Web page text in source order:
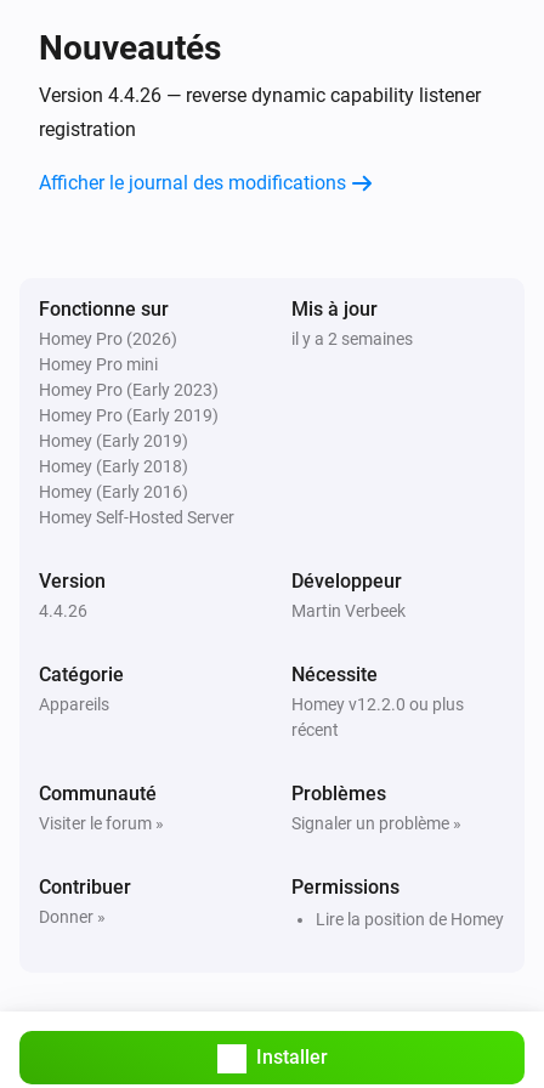
Les informations sur le moût ont changé
Brasserie maison
Les informations sur la levure ont changé
Chaudière à pompe à chaleur
Filtre nettoyé
Chaudière à pompe à chaleur
Le filtre doit être nettoyé
Chaudière à pompe à chaleur
Le mode de l'appareil a changé
Le nettoyage de l'air a changé
Le flux d'air horizontal a changé
Le flux d'air vertical a changé
La détection de fenêtre ouverte a changé
Le filtre doit être nettoyé
Nouveautés
Version 4.4.26 — reverse dynamic capability listener
registration
Afficher le journal des modifications
Fonctionne sur
Homey Pro (2026)
Homey Pro mini
Homey Pro (Early 2023)
Homey Pro (Early 2019)
Homey (Early 2019)
Homey (Early 2018)
Homey (Early 2016)
Homey Self-Hosted Server
Mis à jour
il y a 2 semaines
Version
4.4.26
Développeur
Martin Verbeek
Catégorie
Appareils
Nécessite
Homey v12.2.0 ou plus
récent
Communauté
Visiter le forum »
Problèmes
Signaler un problème »
Contribuer
Donner »
Permissions
Lire la position de Homey
Installer